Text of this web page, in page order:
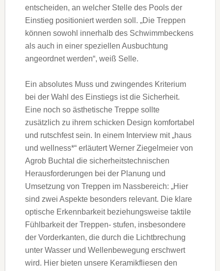
entscheiden, an welcher Stelle des Pools der
Einstieg positioniert werden soll. „Die Treppen
können sowohl innerhalb des Schwimmbeckens
als auch in einer speziellen Ausbuchtung
angeordnet werden“, weiß Selle.
Ein absolutes Muss und zwingendes Kriterium
bei der Wahl des Einstiegs ist die Sicherheit.
Eine noch so ästhetische Treppe sollte
zusätzlich zu ihrem schicken Design komfortabel
und rutschfest sein. In einem Interview mit „haus
und wellness*“ erläutert Werner Ziegelmeier von
Agrob Buchtal die sicherheitstechnischen
Herausforderungen bei der Planung und
Umsetzung von Treppen im Nassbereich: „Hier
sind zwei Aspekte besonders relevant. Die klare
optische Erkennbarkeit beziehungsweise taktile
Fühlbarkeit der Treppen- stufen, insbesondere
der Vorderkanten, die durch die Lichtbrechung
unter Wasser und Wellenbewegung erschwert
wird. Hier bieten unsere Keramikfliesen den